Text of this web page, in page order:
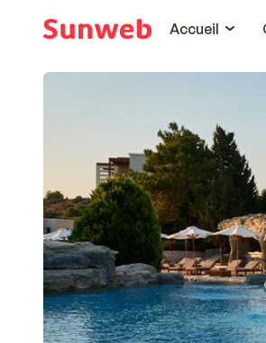
Accueil